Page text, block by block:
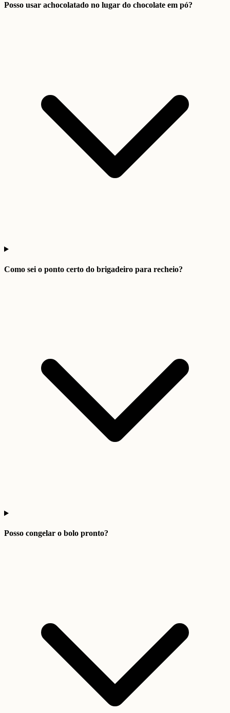
Posso usar achocolatado no lugar do chocolate em pó?
Como sei o ponto certo do brigadeiro para recheio?
Posso congelar o bolo pronto?